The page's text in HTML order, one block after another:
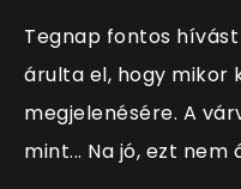
Tegnap fontos
árulta el, hogy mikor
megjelenésére. A
mint... Na jó, ezt nem